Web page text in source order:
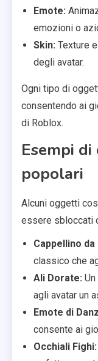
Emote:
emozioni o
Skin: Texture
degli avatar.
Ogni tipo di
consentendo ai
di Roblox.
Esempi
popolari
Alcuni oggetti
essere sbloccati
Cappellino da
classico che
Ali Dorate:
agli avatar un
Emote di
consente ai
Occhiali Fighi: